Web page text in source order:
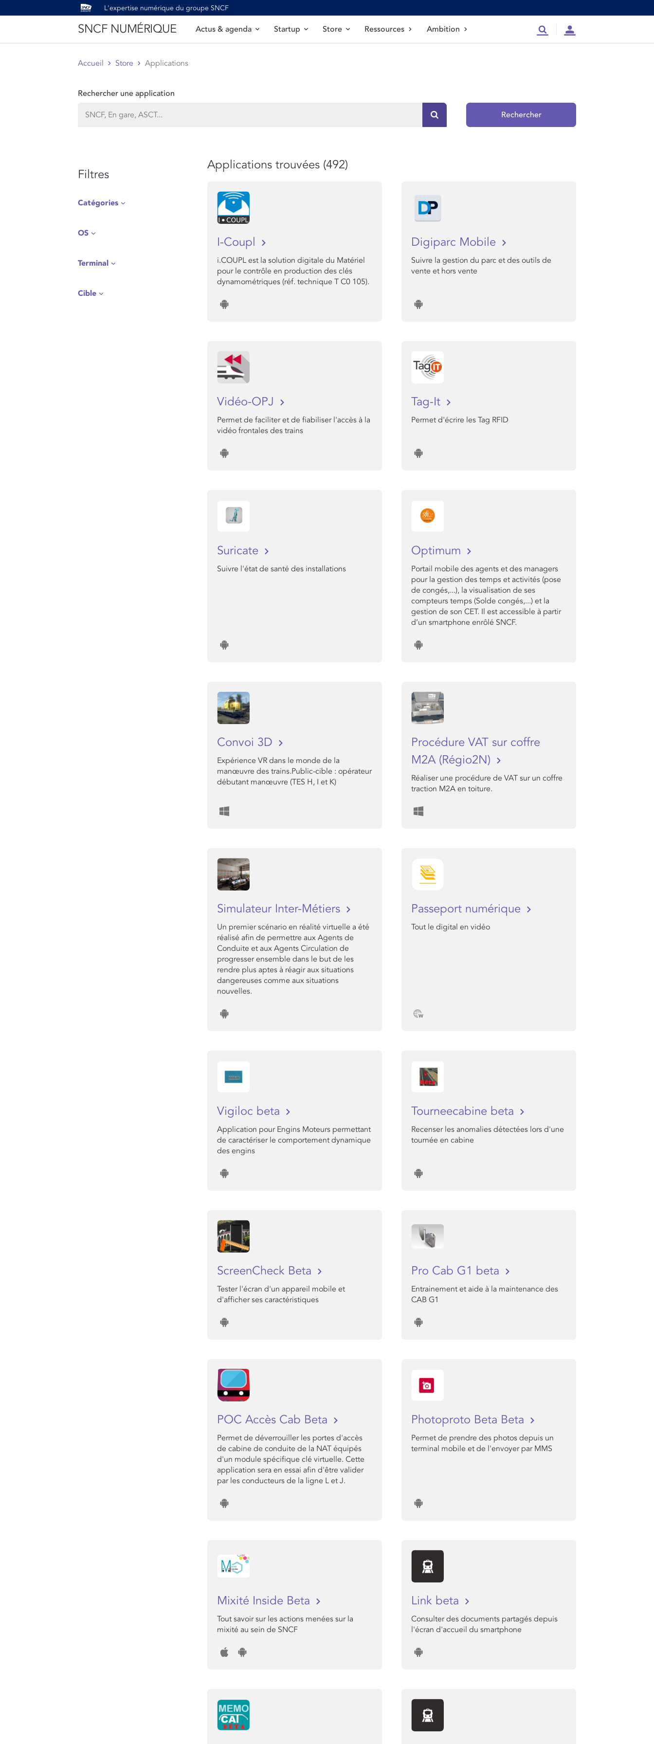
L'expertise numérique du groupe SNCF
SNCF NUMÉRIQUE Actus & agenda Startup Store Ressources Ambition RechercheCompte
Accueil Store Applications
Rechercher une application
Rechercher sur le site
Rechercher
Filtres
Catégories
OS
Terminal
Cible
Applications trouvées (492)
I-Coupl
i.COUPL est la solution digitale du Matériel
pour le contrôle en production des clés
dynamométriques (réf. technique T C0 105).
Digiparc Mobile
Suivre la gestion du parc et des outils de
vente et hors vente
Vidéo-OPJ
Permet de faciliter et de fiabiliser l'accès à la
vidéo frontales des trains
Tag-It
Permet d'écrire les Tag RFID
Suricate
Suivre l'état de santé des installations
Optimum
Portail mobile des agents et des managers
pour la gestion des temps et activités (pose
de congés,...), la visualisation de ses
compteurs temps (Solde congés,...) et la
gestion de son CET. Il est accessible à partir
d’un smartphone enrôlé SNCF.
Convoi 3D
Expérience VR dans le monde de la
manœuvre des trains.Public-cible : opérateur
débutant manœuvre (TES H, I et K)
Procédure VAT sur coffre
M2A (Régio2N)
Réaliser une procédure de VAT sur un coffre
traction M2A en toiture.
Simulateur Inter-Métiers
Un premier scénario en réalité virtuelle a été
réalisé afin de permettre aux Agents de
Conduite et aux Agents Circulation de
progresser ensemble dans le but de les
rendre plus aptes à réagir aux situations
dangereuses comme aux situations
nouvelles.
Passeport numérique
Tout le digital en vidéo
Vigiloc beta
Application pour Engins Moteurs permettant
de caractériser le comportement dynamique
des engins
Tourneecabine beta
Recenser les anomalies détectées lors d'une
tournée en cabine
ScreenCheck Beta
Tester l'écran d'un appareil mobile et
d'afficher ses caractéristiques
Pro Cab G1 beta
Entrainement et aide à la maintenance des
CAB G1
POC Accès Cab Beta
Permet de déverrouiller les portes d'accès
de cabine de conduite de la NAT équipés
d'un module spécifique clé virtuelle. Cette
application sera en essai afin d'être valider
par les conducteurs de la ligne L et J.
Photoproto Beta Beta
Permet de prendre des photos depuis un
terminal mobile et de l'envoyer par MMS
Mixité Inside Beta
Tout savoir sur les actions menées sur la
mixité au sein de SNCF
Link beta
Consulter des documents partagés depuis
l'écran d'accueil du smartphone